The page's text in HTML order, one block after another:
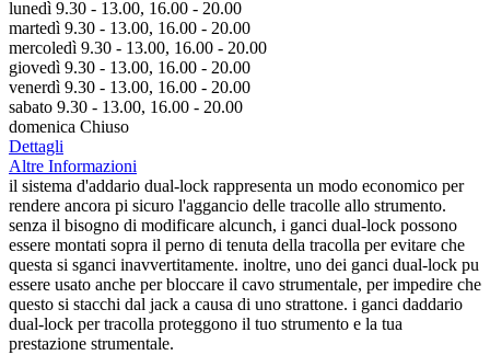
lunedì 9.30 - 13.00, 16.00 - 20.00
martedì 9.30 - 13.00, 16.00 - 20.00
mercoledì 9.30 - 13.00, 16.00 - 20.00
giovedì 9.30 - 13.00, 16.00 - 20.00
venerdì 9.30 - 13.00, 16.00 - 20.00
sabato 9.30 - 13.00, 16.00 - 20.00
domenica Chiuso
Dettagli
Altre Informazioni
il sistema d'addario dual-lock rappresenta un modo economico per
rendere ancora pi sicuro l'aggancio delle tracolle allo strumento.
senza il bisogno di modificare alcunch, i ganci dual-lock possono
essere montati sopra il perno di tenuta della tracolla per evitare che
questa si sganci inavvertitamente. inoltre, uno dei ganci dual-lock pu
essere usato anche per bloccare il cavo strumentale, per impedire che
questo si stacchi dal jack a causa di uno strattone. i ganci daddario
dual-lock per tracolla proteggono il tuo strumento e la tua
prestazione strumentale.